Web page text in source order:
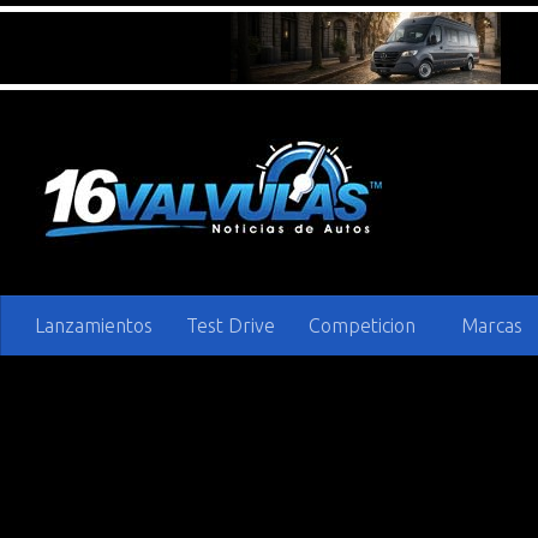
Lanzamientos Test Drive Competicion Marcas